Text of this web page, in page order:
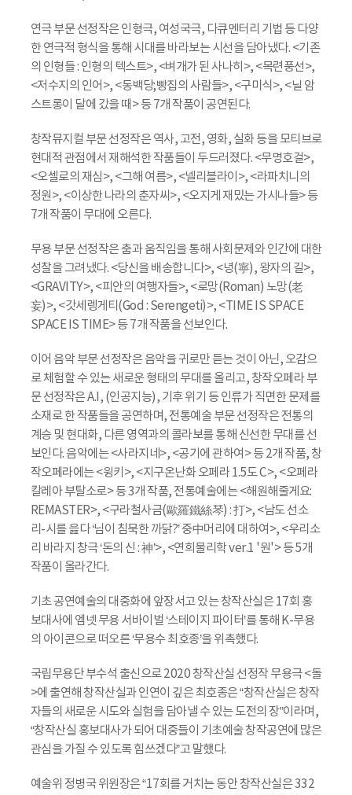
연극 부문 선정작은 인형극, 여성국극, 다큐멘터리 기법 등 다양
한 연극적 형식을 통해 시대를 바라보는 시선을 담아냈다. <기존
의 인형들 : 인형의 텍스트>, <벼개가 된 사나히>, <목련풍선>,
<저수지의 인어>, <동백당;빵집의 사람들>, <구미식>, <닐 암
스트롱이 달에 갔을 때> 등 7개 작품이 공연된다.
창작뮤지컬 부문 선정작은 역사, 고전, 영화, 실화 등을 모티브로
현대적 관점에서 재해석한 작품들이 두드러졌다. <무명호걸>,
<오셀로의 재심>, <그해 여름>, <넬리블라이>, <라파치니의
정원>, <이상한 나라의 춘자씨>, <오지게 재밌는 가시나들> 등
7개 작품이 무대에 오른다.
무용 부문 선정작은 춤과 움직임을 통해 사회문제와 인간에 대한
성찰을 그려냈다. <당신을 배송합니다>, <녕(寧), 왕자의 길>,
<GRAVITY>, <피안의 여행자들>, <로망(Roman) 노망(老
妄)>, <갓세렝게티(God : Serengeti)>, <TIME IS SPACE
SPACE IS TIME> 등 7개 작품을 선보인다.
이어 음악 부문 선정작은 음악을 귀로만 듣는 것이 아닌, 오감으
로 체험할 수 있는 새로운 형태의 무대를 올리고, 창작오페라 부
문 선정작은 A.I, (인공지능), 기후 위기 등 인류가 직면한 문제를
소재로 한 작품들을 공연하며, 전통예술 부문 선정작은 전통의
계승 및 현대화, 다른 영역과의 콜라보를 통해 신선한 무대를 선
보인다. 음악에는 <사라지네>, <공기에 관하여> 등 2개 작품, 창
작오페라에는 <윙키>, <지구온난화 오페라 1.5도 C>, <오페라
칼레아 부탈소로> 등 3개 작품, 전통예술에는 <해원해줄게요:
REMASTER>, <구라철사금(歐羅鐵絲琴) : 打>, <남도 선소
리-시를 읊다 ‘님이 침묵한 까닭?’ 중中머리에 대하여>, <우리소
리 바라지 창극 ‘돈의 신 : 神’>, <연희물리학 ver.1 '원'> 등 5개
작품이 올라간다.
기초 공연예술의 대중화에 앞장서고 있는 창작산실은 17회 홍
보대사에 엠넷 무용 서바이벌 ‘스테이지 파이터’를 통해 K-무용
의 아이콘으로 떠오른 ‘무용수 최호종’을 위촉했다.
국립무용단 부수석 출신으로 2020 창작산실 선정작 무용극 <돌
>에 출연해 창작산실과 인연이 깊은 최호종은 “창작산실은 창작
자들의 새로운 시도와 실험을 담아낼 수 있는 도전의 장”이라며,
“창작산실 홍보대사가 되어 대중들이 기초예술 창작공연에 많은
관심을 가질 수 있도록 힘쓰겠다”고 말했다.
예술위 정병국 위원장은 “17회를 거치는 동안 창작산실은 332